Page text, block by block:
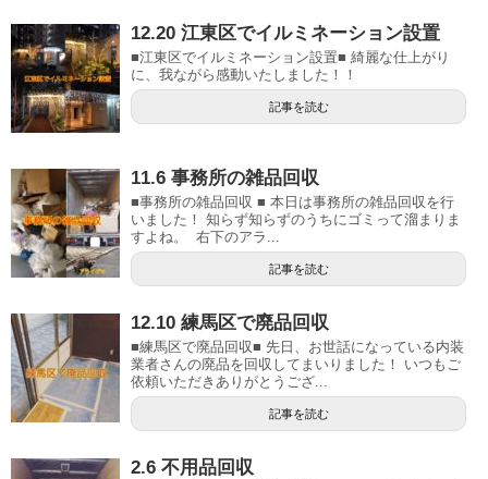
12.20 江東区でイルミネーション設置
■江東区でイルミネーション設置■ 綺麗な仕上がり
に、我ながら感動いたしました！！
記事を読む
11.6 事務所の雑品回収
■事務所の雑品回収 ■ 本日は事務所の雑品回収を行
いました！ 知らず知らずのうちにゴミって溜まりま
すよね。 右下のアラ...
記事を読む
12.10 練馬区で廃品回収
■練馬区で廃品回収■ 先日、お世話になっている内装
業者さんの廃品を回収してまいりました！ いつもご
依頼いただきありがとうござ...
記事を読む
2.6 不用品回収